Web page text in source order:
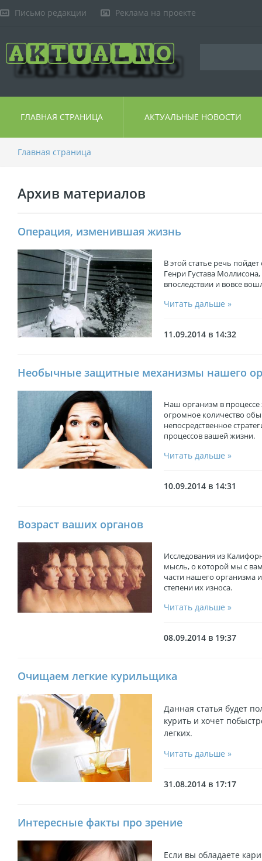
Письмо редакции Реклама на проекте
ГЛАВНАЯ СТРАНИЦА АКТУАЛЬНЫЕ НОВОСТИ
Главная страница
Архив материалов
Операция, изменившая жизнь
В этой статье речь
Генри Густава
впоследствии и вовсе
Читать дальше »
11.09.2014 в 14:32
Необычные защитные механизмы нашего
Наш организм в процессе
огромное количество
непосредственное
процессов вашей жизни.
Читать дальше »
10.09.2014 в 14:31
Возраст ваших органов
Исследования из
мысль, о которой мы с
части нашего организма
степени их износа.
Читать дальше »
08.09.2014 в 19:37
Очищаем легкие курильщика
Данная статья будет
курить и хочет
легких.
Читать дальше »
31.08.2014 в 17:17
Интересные факты про зрение
Если вы обладаете